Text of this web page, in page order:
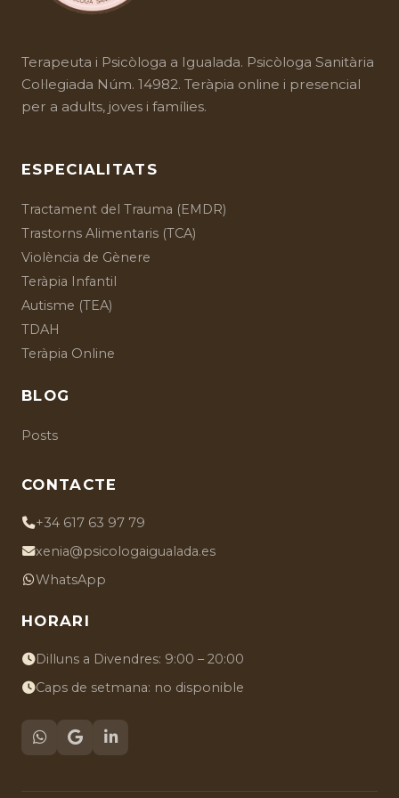
Terapeuta i Psicòloga a Igualada. Psicòloga Sanitària
Col·legiada Núm. 14982. Teràpia online i presencial
per a adults, joves i famílies.
ESPECIALITATS
Tractament del Trauma (EMDR)
Trastorns Alimentaris (TCA)
Violència de Gènere
Teràpia Infantil
Autisme (TEA)
TDAH
Teràpia Online
BLOG
Posts
CONTACTE
+34 617 63 97 79
xenia@psicologaigualada.es
WhatsApp
HORARI
Dilluns a Divendres: 9:00 – 20:00
Caps de setmana: no disponible